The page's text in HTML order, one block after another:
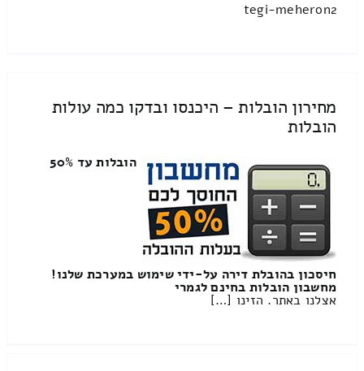
tegi-meheron2
מחירון הובלות – היכנסו ובדקו כמה עולות
הובלות
הובלות עד 50%
חיסכון בהובלת דירה על-ידי שימוש במערכת שלנו!
מחשבון הובלות בחינם לגמרי
אצלנו באתר. הזינו […]